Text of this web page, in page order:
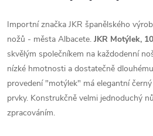
Importní značka JKR španělského
nožů - města Albacete. JKR Motýlek,
skvělým společníkem na každodenní
nízké hmotnosti a dostatečně
provedení "motýlek" má elegantní
prvky. Konstrukčně velmi jednoduchý
zpracováním.